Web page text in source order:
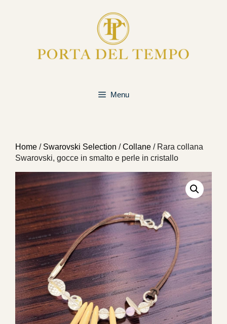
Menu
Home / Swarovski Selection /Collane / Rara collana
Swarovski, gocce in smalto e perle in cristallo